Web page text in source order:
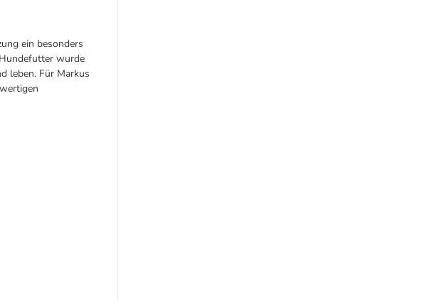
ein besonders
wurde
leben. Für Markus